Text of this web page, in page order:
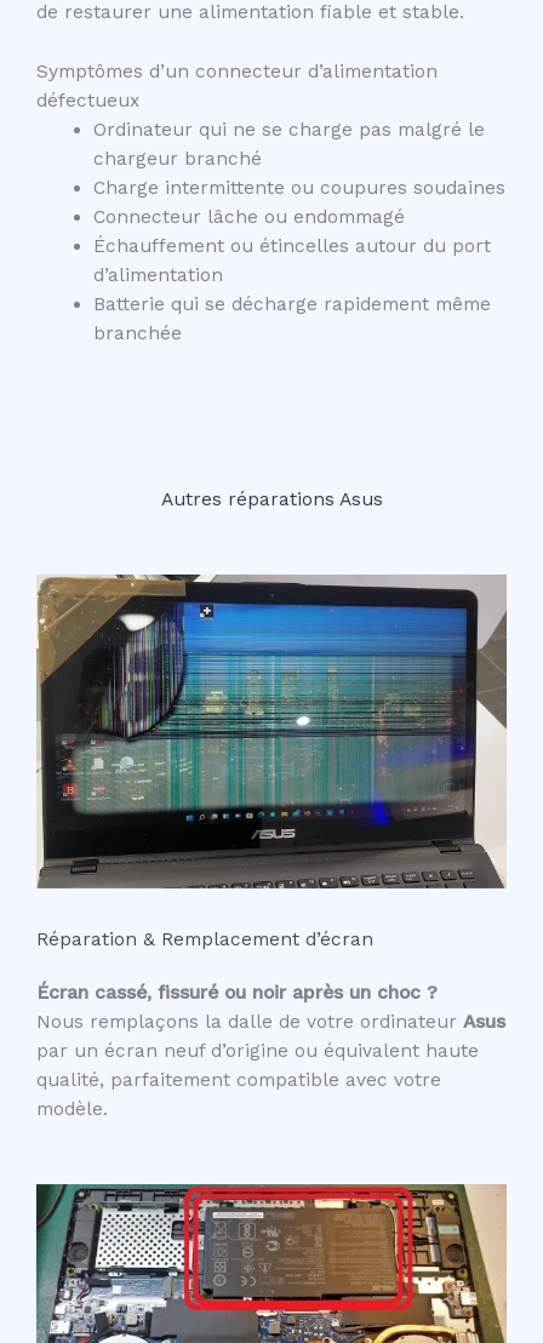
de restaurer une alimentation fiable et stable.
Symptômes d’un connecteur d’alimentation
défectueux
Ordinateur qui ne se charge pas malgré le
chargeur branché
Charge intermittente ou coupures soudaines
Connecteur lâche ou endommagé
Échauffement ou étincelles autour du port
d’alimentation
Batterie qui se décharge rapidement même
branchée
Autres réparations Asus
Réparation & Remplacement d’écran
Écran cassé, fissuré ou noir après un choc ?
Nous remplaçons la dalle de votre ordinateur Asus
par un écran neuf d’origine ou équivalent haute
qualité, parfaitement compatible avec votre
modèle.